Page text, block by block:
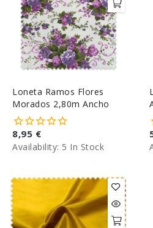
Loneta Ramos Flores
Morados 2,80m Ancho
8,95 €
Availability: 5 In Stock